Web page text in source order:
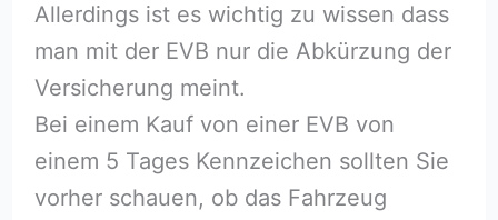
Allerdings ist es wichtig zu wissen dass
man mit der EVB nur die Abkürzung der
Versicherung meint.
Bei einem Kauf von einer EVB von
einem 5 Tages Kennzeichen sollten Sie
vorher schauen, ob das Fahrzeug